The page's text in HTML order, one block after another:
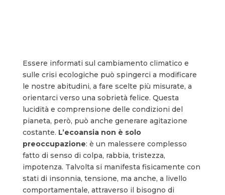
Essere informati sul cambiamento climatico e
sulle crisi ecologiche può spingerci a modificare
le nostre abitudini, a fare scelte più misurate, a
orientarci verso una sobrietà felice. Questa
lucidità e comprensione delle condizioni del
pianeta, però, può anche generare agitazione
costante. L’ecoansia non è solo
preoccupazione: è un malessere complesso
fatto di senso di colpa, rabbia, tristezza,
impotenza. Talvolta si manifesta fisicamente con
stati di insonnia, tensione, ma anche, a livello
comportamentale, attraverso il bisogno di